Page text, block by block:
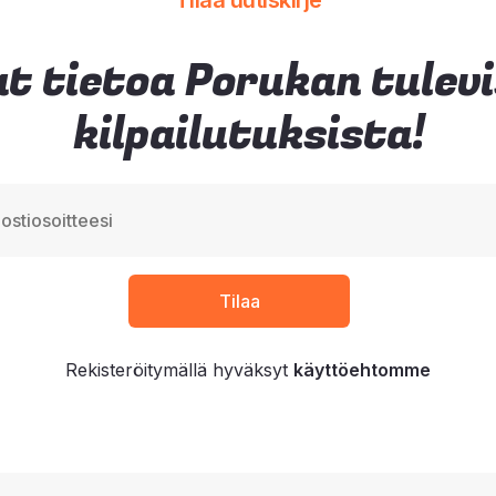
tietoa Porukan
kilpailutuksista!
Rekisteröitymällä hyväksyt käyttöehtomme